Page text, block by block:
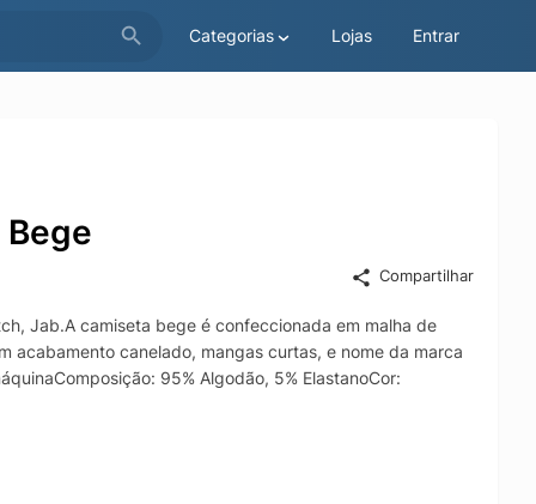
Categorias Lojas Entrar
Compartilhar
Jab.A camiseta bege é confeccionada em malha de
acabamento canelado, mangas curtas, e nome da marca
95% Algodão, 5% ElastanoCor: